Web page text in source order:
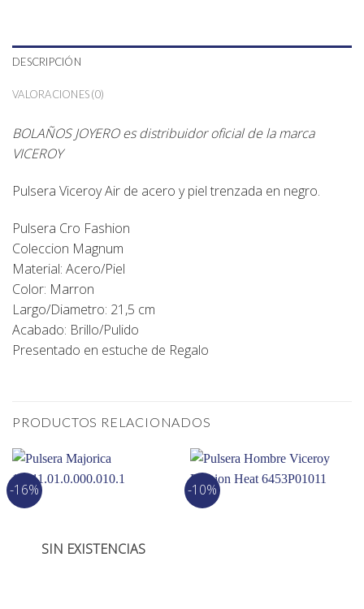
DESCRIPCIÓN
VALORACIONES (0)
BOLAÑOS JOYERO es distribuidor oficial de la marca
VICEROY
Pulsera Viceroy Air de acero y piel trenzada en negro.
Pulsera Cro Fashion
Coleccion Magnum
Material: Acero/Piel
Color: Marron
Largo/Diametro: 21,5 cm
Acabado: Brillo/Pulido
Presentado en estuche de Regalo
PRODUCTOS RELACIONADOS
-16%
SIN EXISTENCIAS
-10%